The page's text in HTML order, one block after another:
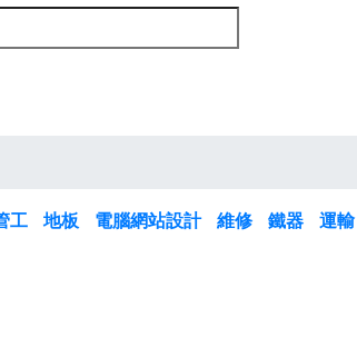
工 地板 電腦網站設計 維修 鐵器 運輸